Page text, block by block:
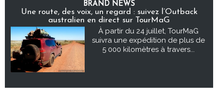
BRAND NEWS
Une route, des voix, un regard : suivez l’Outback
australien en direct sur TourMaG
À partir du 24 juillet, TourMaG
suivra une expédition de plus de
5 000 kilomètres à travers...